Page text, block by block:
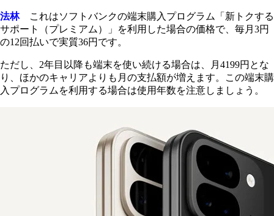
法林これはソフトバンクの端末購入プログラム「新トクする
サポート（プレミアム）」を利用した場合の価格で、毎月3円
の12回払いで実質36円です。
ただし、2年目以降も端末を使い続ける場合は、月4199円とな
り、ほかのキャリアよりも月の支払額が増えます。この端末購
入プログラムを利用する場合は使用年数を注意しましょう。